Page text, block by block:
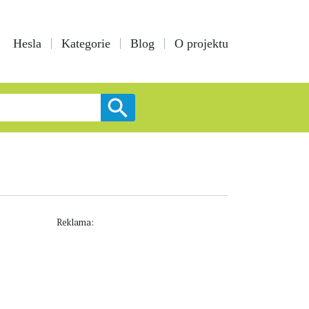
Hesla Kategorie Blog O projektu
Reklama: